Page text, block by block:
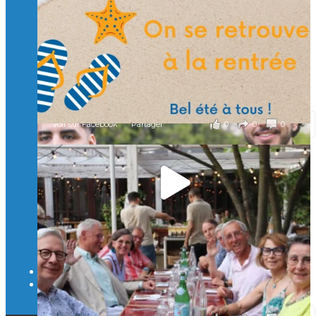
🎯 Taxe d’apprentissage 2026 : avec l'Isep, investissez pour
un numérique au service de l'humain !
À l’Isep, nous formons des ingénieurs, des bachelors, des
Mastères Spécialisés, qui allient excellence technologique et
valeurs humaines, au cœur de notre pro
...Voir plus
il y a 2 mois
0 0 0
Voir sur Facebook · Partager
🚀Afterwork à Genève 🚀
🥳 Le 22 avril dernier, 14 Alumni vivant / travaillant
en Suisse ont partagé un moment convivial de
retrouvailles et d'échanges !
Merci à tous pour votre présence et à Alexandre
CHEA pour l'organisation !
il y a 3 mois